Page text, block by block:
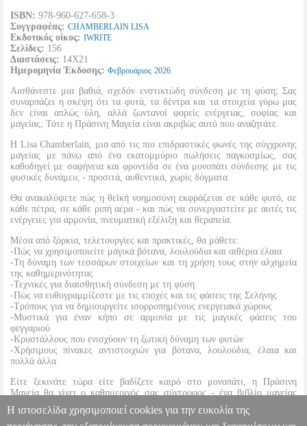
ISBN: 978-960-627-658-3
Συγγραφέας: CHAMBERLAIN LISA
Εκδοτικός οίκος: IWRITE
Σελίδες: 156
Διαστάσεις: 14Χ21
Ημερομηνία Έκδοσης: Φεβρουάριος 2026
Αισθάνεστε μια βαθιά, σχεδόν ενστικτώδη σύνδεση με τη φύση; Σας
συναρπάζει η σκέψη ότι τα φυτά, τα δέντρα και τα στοιχεία γύρω μας
δεν είναι απλώς ύλη, αλλά ζωντανοί φορείς ενέργειας, σοφίας και
μαγείας; Τότε η Πράσινη Μαγεία είναι ακριβώς αυτό που αναζητάτε.
Η Lisa Chamberlain, μια από τις πιο επιδραστικές φωνές της σύγχρονης
μαγείας με πάνω από ένα εκατομμύριο πωλήσεις παγκοσμίως, σας
καθοδηγεί με σαφήνεια και φροντίδα σε ένα μονοπάτι σύνδεσης με τις
φυσικές δυνάμεις - προσιτά, αυθεντικά, χωρίς δόγματα.
Θα ανακαλύψετε πώς η θεϊκή νοημοσύνη εκφράζεται σε κάθε φυτό, σε
κάθε πέτρα, σε κάθε ριπή αέρα - και πώς να συνεργαστείτε με αυτές τις
ενέργειες για αρμονία, πνευματική εξέλιξη και θεραπεία.
Μέσα από ξόρκια, τελετουργίες και πρακτικές, θα μάθετε:
-Πώς να χρησιμοποιείτε μαγικά βότανα, λουλούδια και αιθέρια έλαια
-Τη δύναμη των τεσσάρων στοιχείων και τη χρήση τους στην αλχημεία
της καθημερινότητας
-Τεχνικές για διαισθητική σύνδεση με τη φύση
-Πώς να ευθυγραμμίζεστε με τις εποχές και τις φάσεις της Σελήνης
-Τρόπους για να δημιουργείτε ισορροπημένους ενεργειακά χώρους
-Μυστικά για έναν κήπο σε αρμονία με τις μαγικές φάσεις του
φεγγαριού
-Κρυστάλλους που ενισχύουν τη ζωτική δύναμη των φυτών
-Χρήσιμους πίνακες αντιστοιχιών για βότανα, λουλούδια, έλαια και
πολλά άλλα
Είτε ξεκινάτε τώρα είτε βαδίζετε καιρό στο μονοπάτι, η Πράσινη
Μαγεία θα γίνει ο καθημερινός σας σύντροφος - ένα βιβλίο μαγείας
-πύλη προς τη φύση, τον εαυτό σας και τις δυνάμεις που σας
περιβάλλουν.
Η ιστοσελίδα χρησιμοποιεί cookies για την ευκολία της